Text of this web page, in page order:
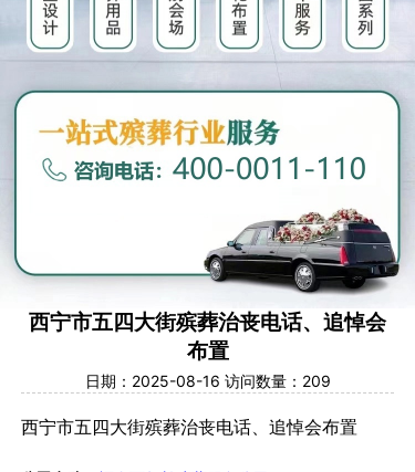
西宁市五四大街殡葬治丧电话、追悼会
布置
日期：2025-08-16 访问数量：209
西宁市五四大街殡葬治丧电话、 追悼会布置